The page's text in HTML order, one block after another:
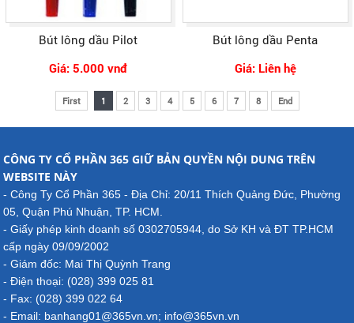
Bút lông dầu Pilot
Giá: 5.000 vnđ
Bút lông dầu Penta
Giá: Liên hệ
First 1 2 3 4 5 6 7 8 End
CÔNG TY CỔ PHẦN 365 GIỮ BẢN QUYỀN NỘI DUNG TRÊN
WEBSITE NÀY
- Công Ty Cổ Phần 365 - Địa Chỉ: 20/11 Thích Quảng Đức, Phường
05, Quận Phú Nhuận, TP. HCM.
- Giấy phép kinh doanh số 0302705944, do Sở KH và ĐT TP.HCM
cấp ngày 09/09/2002
- Giám đốc: Mai Thị Quỳnh Trang
- Điện thoại: (028) 399 025 81
- Fax: (028) 399 022 64
- Email: banhang01@365vn.vn; info@365vn.vn